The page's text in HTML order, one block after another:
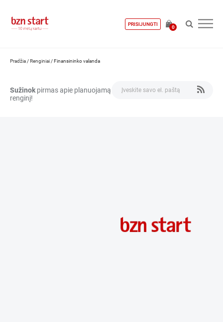
PRISIJUNGTI
0
Pradžia /Renginiai /Finansininko valanda
Sužinok pirmas apie planuojamą
renginį!